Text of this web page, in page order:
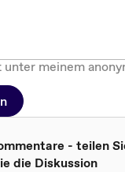
meinem
- teilen
die Diskussion